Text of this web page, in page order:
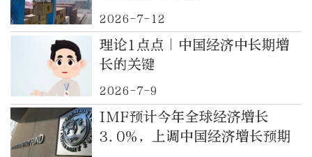
2026-7-12
理论1点点｜中国经济中长期增
长的关键
2026-7-9
IMF预计今年全球经济增长
3.0%，上调中国经济增长预期